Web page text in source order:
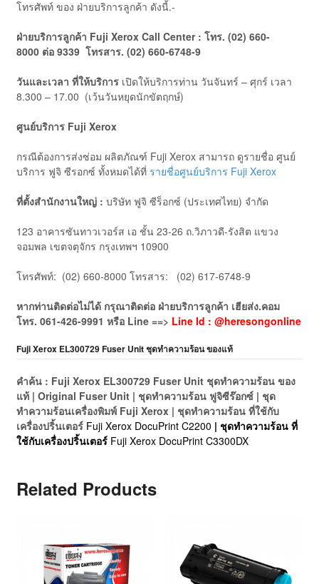
โทรศัพท์ ของ ฝ่ายบริการลูกค้า ดังนี้.-
ฝ่ายบริการลูกค้า Fuji Xerox Call Center: โทร. (02) 660-
8000 ต่อ 9339 โทรสาร. (02) 660-6748-9
วันและเวลา ที่ให้บริการเปิดให้บริการท่าน วันจันทร์ – ศุกร์ เวลา
8.300 – 17.00 (เว้นวันหยุดนักขัตฤกษ์)
ศูนย์บริการ Fuji Xerox
กรณีต้องการส่งซ่อม ผลิตภัณฑ์ Fuji Xerox สามารถ ดูรายชื่อ ศูนย์
บริการ ฟูจิ ซีรอกซ์ ทั้งหมดได้ที่ รายชื่อศูนย์บริการ Fuji Xerox
ที่ตั้งสำนักงานใหญ่ : บริษัท ฟูจิ ซีร็อกซ์ (ประเทศไทย) จำกัด
123 อาคารซันทาวเวอร์ส เอ ชั้น 23-26 ถ.วิภาวดี-รังสิต แขวง
จอมพล เขตจตุจักร กรุงเทพฯ 10900
โทรศัพท์: (02) 660-8000 โทรสาร: (02) 617-6748-9
หากท่านติดต่อไม่ได้ กรุณาติดต่อ ฝ่ายบริการลูกค้า เฮียส่ง.คอม
โทร. 061-426-9991 หรือ Line ==> Line Id : @heresongonline
Fuji Xerox EL300729 Fuser Unit ชุดทำความร้อน ของแท้
คำค้น : Fuji Xerox EL300729 Fuser Unit ชุดทำความร้อน ของ
แท้ | Original Fuser Unit | ชุดทำความร้อน ฟูจิซีร๊อกซ์ | ชุด
ทำความร้อนเครื่องพิมพ์ Fuji Xerox | ชุดทำความร้อน ที่ใช้กับ
เครื่องปริ้นเตอร์ Fuji Xerox DocuPrint C2200 | ชุดทำความร้อน ที่
ใช้กับเครื่องปริ้นเตอร์ Fuji Xerox DocuPrint C3300DX
Related Products